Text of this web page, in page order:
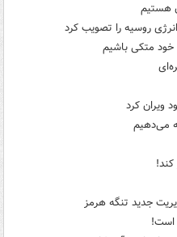
هستیم
روسیه را تصویب کرد
خود متکی باشیم
ویران کرد
می‌دهیم
کند!
جدید تنگه هرمز
است!